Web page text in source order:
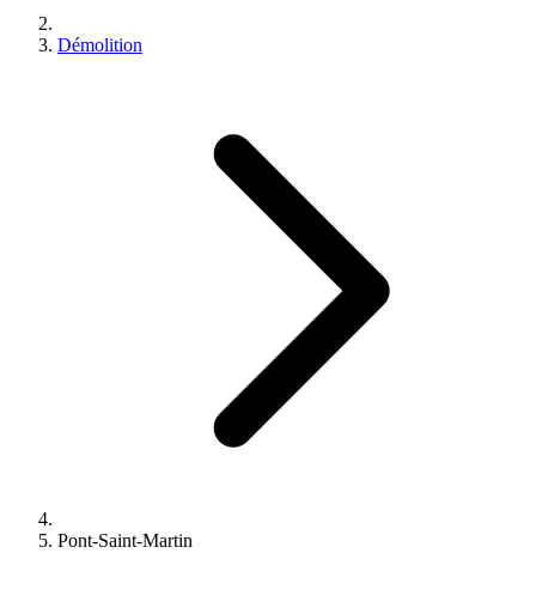
Démolition
Pont-Saint-Martin